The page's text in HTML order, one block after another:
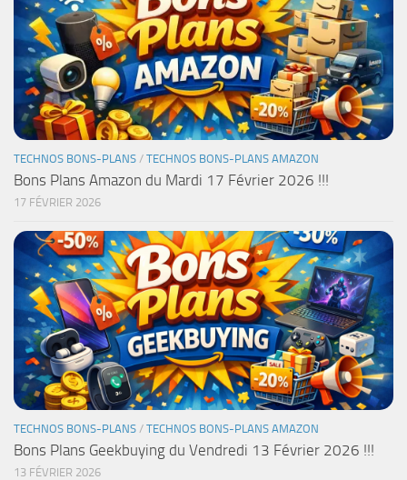
TECHNOS BONS-PLANS / TECHNOS BONS-PLANS AMAZON
Bons Plans Amazon du Mardi 17 Février 2026 !!!
17 FÉVRIER 2026
TECHNOS BONS-PLANS / TECHNOS BONS-PLANS AMAZON
Bons Plans Geekbuying du Vendredi 13 Février 2026 !!!
13 FÉVRIER 2026